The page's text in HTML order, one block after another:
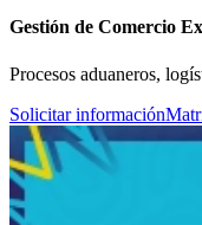
Gestión de Comercio
Procesos aduaneros,
Solicitar información